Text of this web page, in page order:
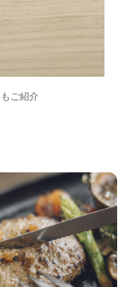
ご紹介